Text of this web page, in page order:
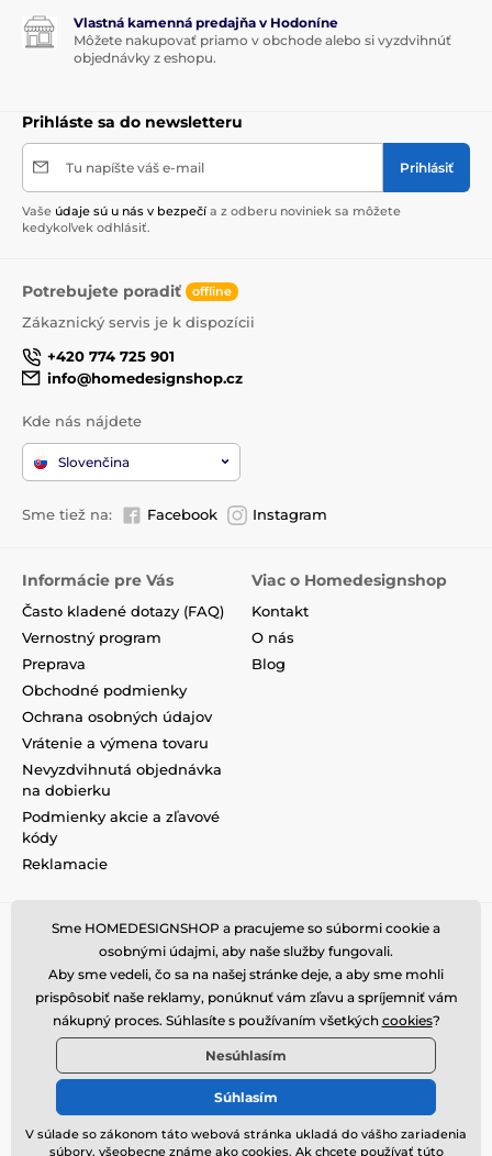
Vlastná kamenná predajňa v Hodoníne
Môžete nakupovať priamo v obchode alebo si vyzdvihnúť
objednávky z eshopu.
Prihláste sa do newsletteru
Tu napíšte váš e-mail Prihlásiť
Vaše údaje sú u nás v bezpečí a z odberu noviniek sa môžete
kedykoľvek odhlásiť.
Potrebujete poradiť offline
Zákaznický servis je k dispozícii
+420 774 725 901
info@homedesignshop.cz
Kde nás nájdete
Slovenčina
Sme tiež na: Facebook Instagram
Informácie pre Vás
Často kladené dotazy (FAQ)
Vernostný program
Preprava
Obchodné podmienky
Ochrana osobných údajov
Vrátenie a výmena tovaru
Nevyzdvihnutá objednávka
na dobierku
Podmienky akcie a zľavové
kódy
Reklamacie
Viac o Homedesignshop
Kontakt
O nás
Blog
Sme HOMEDESIGNSHOP a pracujeme so súbormi cookie a
osobnými údajmi, aby naše služby fungovali.
Aby sme vedeli, čo sa na našej stránke deje, a aby sme mohli
prispôsobiť naše reklamy, ponúknuť vám zľavu a spríjemniť vám
nákupný proces. Súhlasíte s používaním všetkých cookies?
Nesúhlasím
Súhlasím
V súlade so zákonom táto webová stránka ukladá do vášho zariadenia
súbory, všeobecne známe ako cookies. Ak chcete používať túto